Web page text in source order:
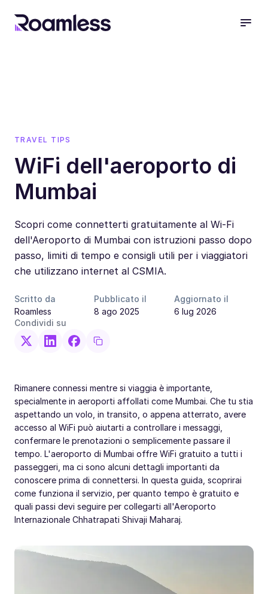
TRAVEL TIPS
WiFi dell'aeroporto di
Mumbai
Scopri come connetterti gratuitamente al Wi-Fi
dell'Aeroporto di Mumbai con istruzioni passo dopo
passo, limiti di tempo e consigli utili per i viaggiatori
che utilizzano internet al CSMIA.
Scritto da
Roamless
Pubblicato il
8 ago 2025
Aggiornato il
6 lug 2026
Condividi su
Rimanere connessi mentre si viaggia è importante,
specialmente in aeroporti affollati come Mumbai. Che tu stia
aspettando un volo, in transito, o appena atterrato, avere
accesso al WiFi può aiutarti a controllare i messaggi,
confermare le prenotazioni o semplicemente passare il
tempo. L'aeroporto di Mumbai offre WiFi gratuito a tutti i
passeggeri, ma ci sono alcuni dettagli importanti da
conoscere prima di connettersi. In questa guida, scoprirai
come funziona il servizio, per quanto tempo è gratuito e
quali passi devi seguire per collegarti all'Aeroporto
Internazionale Chhatrapati Shivaji Maharaj.